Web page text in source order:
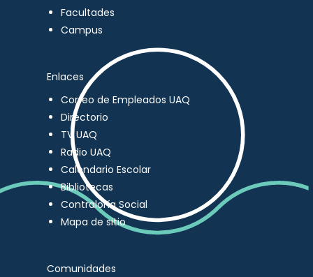
Facultades
Campus
Enlaces
Correo de Empleados UAQ
Directorio
TV UAQ
Radio UAQ
Calendario Escolar
Bibliotecas
Contraloría Social
Mapa de sitio
Comunidades